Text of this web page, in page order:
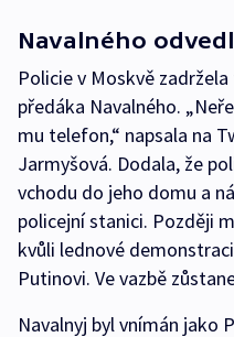
Navalného
Policie v Moskvě
předáka Navalného.
mu telefon,“ napsala na
Jarmyšová. Dodala, že
vchodu do jeho domu a
policejní stanici. Později
kvůli lednové
Putinovi. Ve vazbě
Navalnyj byl vnímán jako